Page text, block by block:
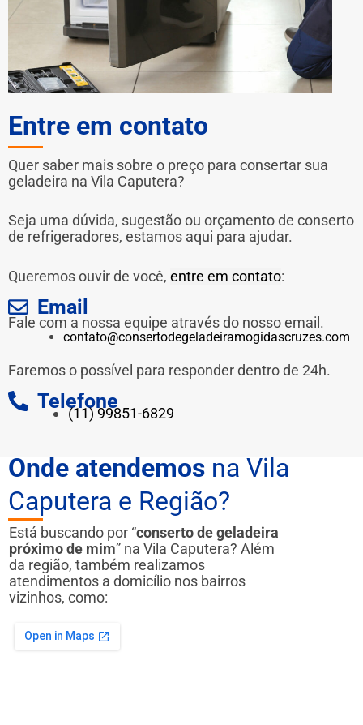
Entre em contato
Quer saber mais sobre o preço para consertar sua
geladeira na Vila Caputera?
Seja uma dúvida, sugestão ou orçamento de conserto
de refrigeradores, estamos aqui para ajudar.
Queremos ouvir de você, entre em contato:
Email
Fale com a nossa equipe através do nosso email.
contato@consertodegeladeiramogidascruzes.com
Faremos o possível para responder dentro de 24h.
Telefone
(11) 99851-6829
Onde atendemos na Vila
Caputera e Região?
Está buscando por “conserto de geladeira
próximo de mim” na Vila Caputera? Além
da região, também realizamos
atendimentos a domicílio nos bairros
vizinhos, como: